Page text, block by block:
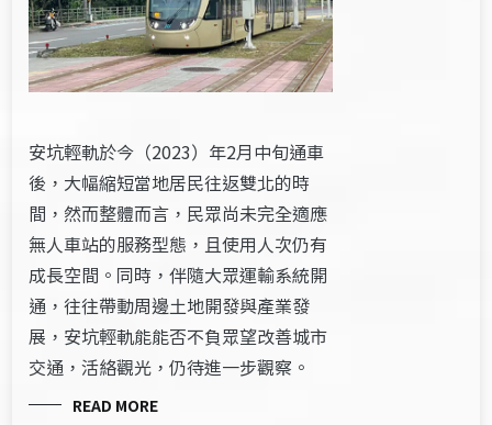
安坑輕軌於今（2023）年2月中旬通車
後，大幅縮短當地居民往返雙北的時
間，然而整體而言，民眾尚未完全適應
無人車站的服務型態，且使用人次仍有
成長空間。同時，伴隨大眾運輸系統開
通，往往帶動周邊土地開發與產業發
展，安坑輕軌能能否不負眾望改善城市
交通，活絡觀光，仍待進一步觀察。​
READ MORE